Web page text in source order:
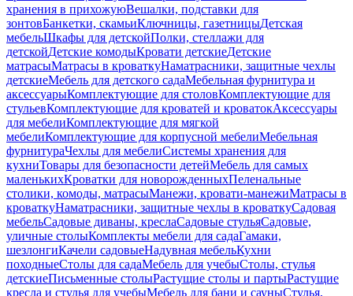
хранения в прихожуюВешалки, подставки для
зонтовБанкетки, скамьиКлючницы, газетницыДетская
мебельШкафы для детскойПолки, стеллажи для
детскойДетские комодыКровати детскиеДетские
матрасыМатрасы в кроваткуНаматрасники, защитные чехлы
детскиеМебель для детского садаМебельная фурнитура и
аксессуарыКомплектующие для столовКомплектующие для
стульевКомплектующие для кроватей и кроватокАксессуары
для мебелиКомплектующие для мягкой
мебелиКомплектующие для корпусной мебелиМебельная
фурнитураЧехлы для мебелиСистемы хранения для
кухниТовары для безопасности детейМебель для самых
маленькихКроватки для новорожденныхПеленальные
столики, комоды, матрасыМанежи, кровати-манежиМатрасы в
кроваткуНаматрасники, защитные чехлы в кроваткуСадовая
мебельСадовые диваны, креслаСадовые стульяСадовые,
уличные столыКомплекты мебели для садаГамаки,
шезлонгиКачели садовыеНадувная мебельКухни
походныеСтолы для садаМебель для учебыСтолы, стулья
детскиеПисьменные столыРастущие столы и партыРастущие
кресла и стулья для учебыМебель для бани и сауныСтулья,